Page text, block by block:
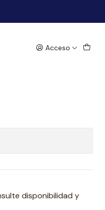
Acceso
disponibilidad y